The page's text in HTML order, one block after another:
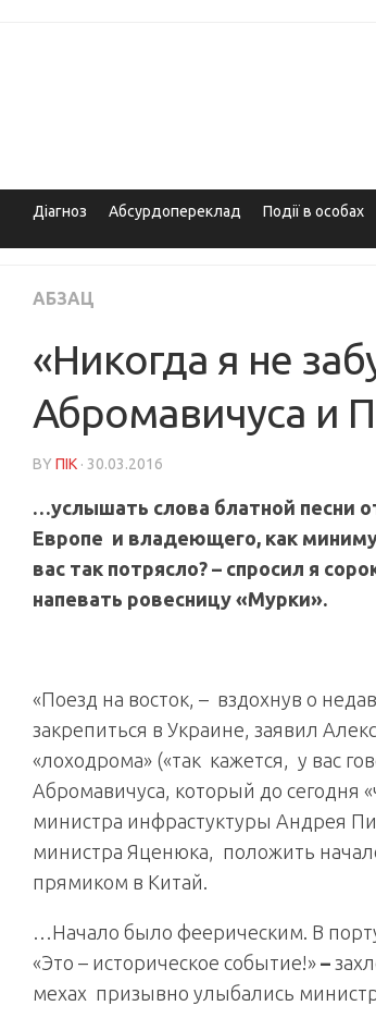
Діагноз Абсурдопереклад Події в особах
АБЗАЦ
«Никогда я не
Абромавичуса и
BY ПІК · 30.03.2016
…услышать слова блатной песни
Европе и владеющего, как
вас так потрясло? – спросил я
напевать ровесницу «Мурки».
«Поезд на восток, – вздохнув о
закрепиться в Украине, заявил
«лоходрома» («так кажется, у вас
Абромавичуса, который до сегодня
министра инфрастуктуры Андрея
министра Яценюка, положить
прямиком в Китай.
…Начало было феерическим. В
«Это – историческое событие!» –
мехах призывно улыбались